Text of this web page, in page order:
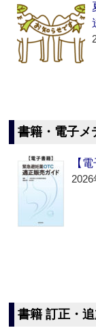
書籍・電子メ
【
書籍 訂正・